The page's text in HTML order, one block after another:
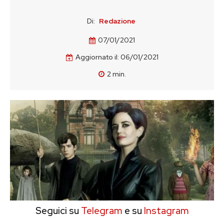
Di: Redazione
07/01/2021
Aggiornato il: 06/01/2021
2min.
Seguici su Telegram e su Instagram